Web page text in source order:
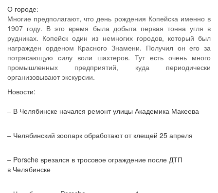
О городе:
Многие предполагают, что день рождения Копейска именно в
1907 году. В это время была добыта первая тонна угля в
рудниках. Копейск один из немногих городов, который был
награжден орденом Красного Знамени. Получил он его за
потрясающую силу воли шахтеров. Тут есть очень много
промышленных предприятий, куда периодически
организовывают экскурсии.
Новости:
– В Челябинске начался ремонт улицы Академика Макеева
– Челябинский зоопарк обработают от клещей 25 апреля
– Porsche врезался в тросовое ограждение после ДТП
в Челябинске